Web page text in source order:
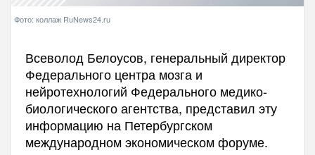
Фото: коллаж RuNews24.ru
Всеволод Белоусов, генеральный директор
Федерального центра мозга и
нейротехнологий Федерального медико-
биологического агентства, представил эту
информацию на Петербургском
международном экономическом форуме.